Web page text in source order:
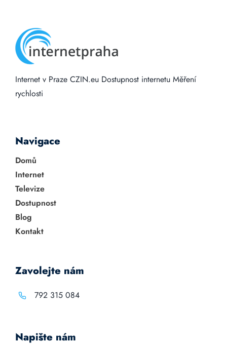
Internet v Praze CZIN.eu Dostupnost internetu Měření
rychlosti
Navigace
Domů
Internet
Televize
Dostupnost
Blog
Kontakt
Zavolejte nám
792 315 084
Napište nám